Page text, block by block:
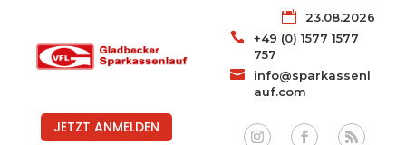

23.08.2026

+49 (0) 1577 1577
757

info@sparkassenl
auf.com
JETZT ANMELDEN